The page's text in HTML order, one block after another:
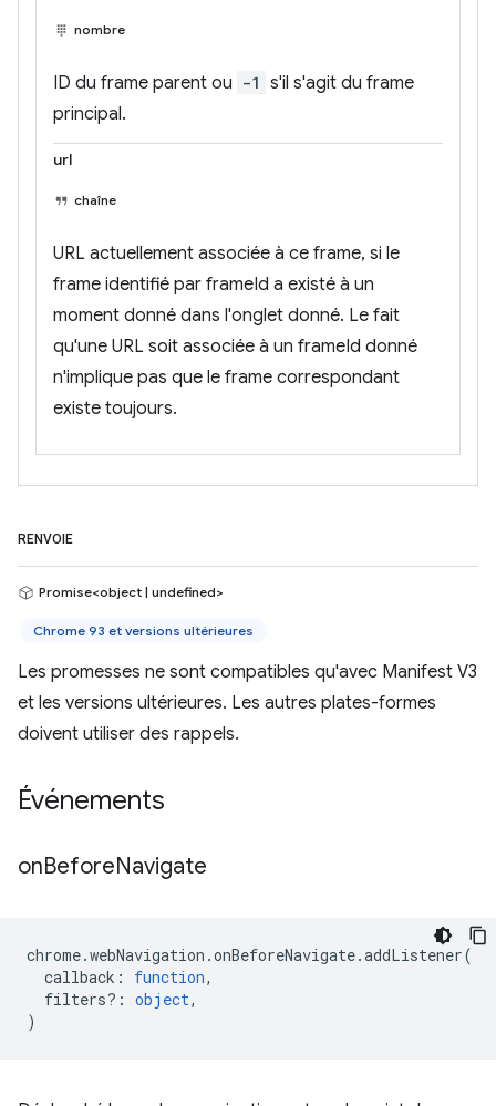
nombre
ID du frame parent ou -1 s'il s'agit du frame
principal.
url
chaîne
URL actuellement associée à ce frame, si le
frame identifié par frameId a existé à un
moment donné dans l'onglet donné. Le fait
qu'une URL soit associée à un frameId donné
n'implique pas que le frame correspondant
existe toujours.
RENVOIE
Promise<object | undefined>
Chrome 93 et versions ultérieures
Les promesses ne sont compatibles qu'avec Manifest V3
et les versions ultérieures. Les autres plates-formes
doivent utiliser des rappels.
Événements
onBeforeNavigate
chrome.webNavigation .onBeforeNavigate.addListener(
callback : function,
filters? : object,
)